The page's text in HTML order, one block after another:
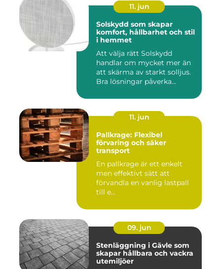
11. jun
Solskydd som skapar
komfort, hållbarhet och stil
i hemmet
Att välja rätt Solskydd
handlar om mycket mer än
att skärma av starkt solljus.
Bra lösningar påverka...
11. jun
Pallkrage: Flexibel
förvaring och säker
transport
En pallkrage är ett enkelt
men effektivt sätt att
förvandla en vanlig lastpall
till e...
09. jun
Stenläggning i Gävle som
skapar hållbara och vackra
utemiljöer